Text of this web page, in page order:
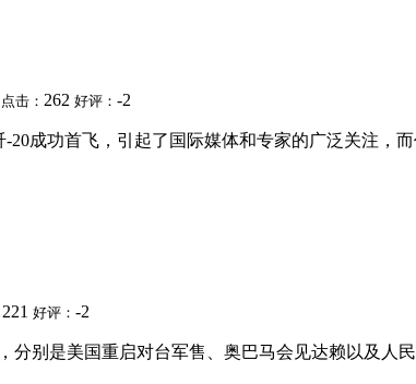
点击： 262 好评： -2
成功首飞，引起了国际媒体和专家的广泛关注，
221 好评： -2
别是美国重启对台军售、奥巴马会见达赖以及人